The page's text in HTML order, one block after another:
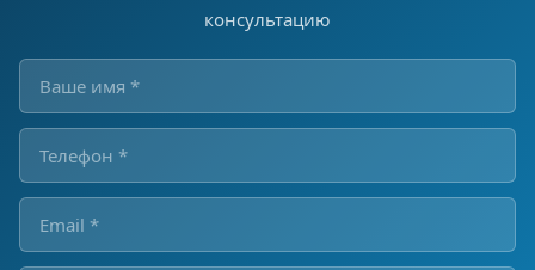
консультацию